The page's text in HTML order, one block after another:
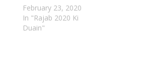
February 23, 2020
In "Rajab 2020 Ki
Duain"